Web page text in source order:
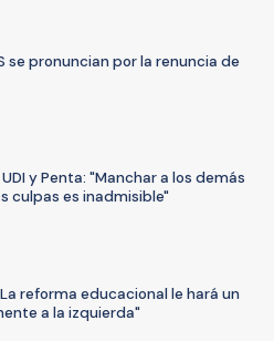
se pronuncian por la renuncia de
y Penta: "Manchar a los demás
culpas es inadmisible"
reforma educacional le hará un
a la izquierda"